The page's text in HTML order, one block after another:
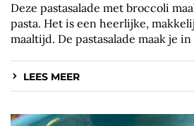
Deze pastasalade met broccoli
pasta. Het is een heerlijke,
maaltijd. De pastasalade maak je in
LEES MEER